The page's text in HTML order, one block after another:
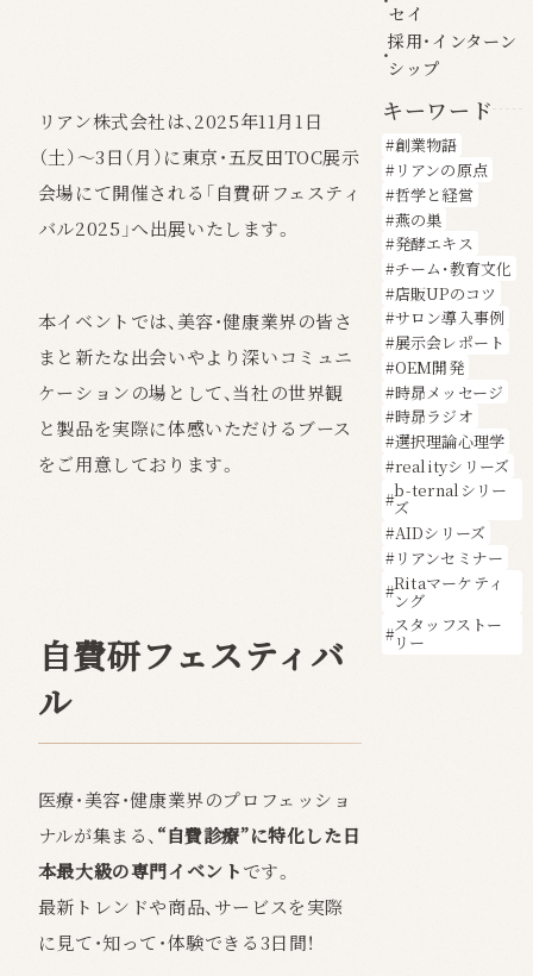
リアン株式会社は、2025年11月1日
（土）〜3日（月）に東京・五反田TOC展示
会場にて開催される「自費研フェスティ
バル2025 」へ出展いたします。
本イベントでは、美容・健康業界の皆さ
まと新たな出会いやより深いコミュニ
ケーションの場として、当社の世界観
と製品を実際に体感いただけるブース
をご用意しております。
自費研フェスティバ
ル
医療・美容・健康業界のプロフェッショ
ナルが集まる、 “自費診療”に特化した日
本最大級の専門イベントです。
最新トレンドや商品、サービスを実際
に見て・知って・体験できる3日間！
セイ
採用・インターン
シップ
キーワード
創業物語
リアンの原点
哲学と経営
燕の巣
発酵エキス
チーム・教育文化
店販UPのコツ
サロン導入事例
展示会レポート
OEM開発
時昴メッセージ
時昴ラジオ
選択理論心理学
realityシリーズ
b-ternalシリー
ズ
AIDシリーズ
リアンセミナー
Ritaマーケティ
ング
スタッフストー
リー